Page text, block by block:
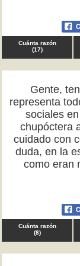
Cuánta razón
(17)
Gente,
representa
sociales
chupóctera
cuidado con
duda, en la
como eran
Cuánta razón
(8)